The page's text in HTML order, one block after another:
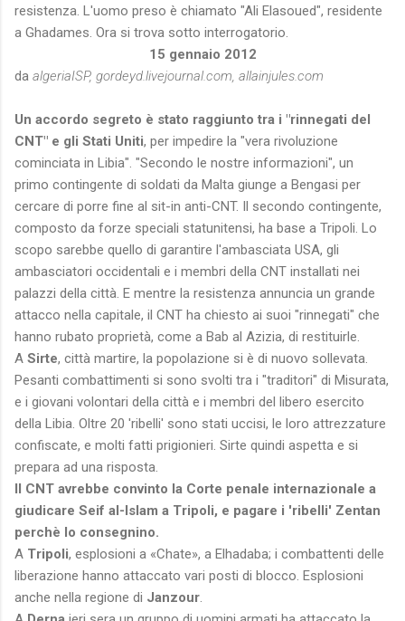
resistenza. L'uomo preso è chiamato "Ali Elasoued", residente
a Ghadames. Ora si trova sotto interrogatorio.
15 gennaio 2012
da algeriaISP, gordeyd.livejournal.com, allainjules.com
Un accordo segreto è stato raggiunto tra i "rinnegati del
CNT" e gli Stati Uniti, per impedire la "vera rivoluzione
cominciata in Libia". "Secondo le nostre informazioni", un
primo contingente di soldati da Malta giunge a Bengasi per
cercare di porre fine al sit-in anti-CNT. Il secondo contingente,
composto da forze speciali statunitensi, ha base a Tripoli. Lo
scopo sarebbe quello di garantire l'ambasciata USA, gli
ambasciatori occidentali e i membri della CNT installati nei
palazzi della città. E mentre la resistenza annuncia un grande
attacco nella capitale, il CNT ha chiesto ai suoi "rinnegati" che
hanno rubato proprietà, come a Bab al Azizia, di restituirle.
A Sirte, città martire, la popolazione si è di nuovo sollevata.
Pesanti combattimenti si sono svolti tra i "traditori" di Misurata,
e i giovani volontari della città e i membri del libero esercito
della Libia. Oltre 20 'ribelli' sono stati uccisi, le loro attrezzature
confiscate, e molti fatti prigionieri. Sirte quindi aspetta e si
prepara ad una risposta.
Il CNT avrebbe convinto la Corte penale internazionale a
giudicare Seif al-Islam a Tripoli, e pagare i 'ribelli' Zentan
perchè lo consegnino.
A Tripoli, esplosioni a «Chate», a Elhadaba; i combattenti delle
liberazione hanno attaccato vari posti di blocco. Esplosioni
anche nella regione di Janzour